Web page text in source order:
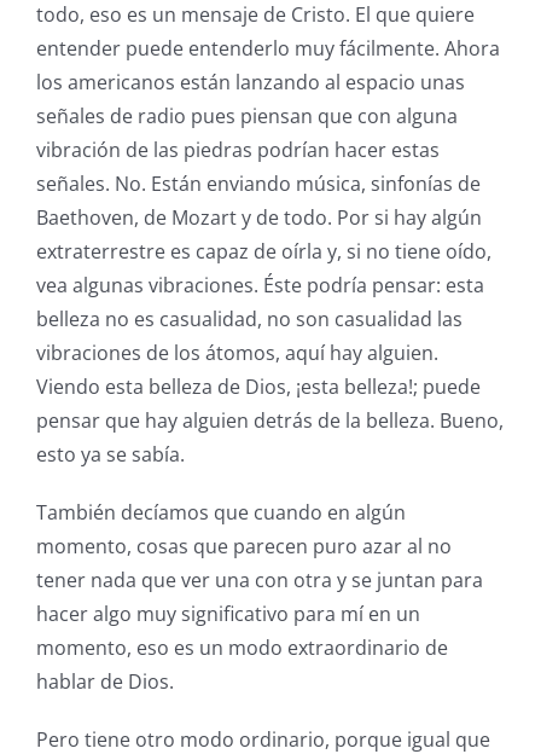
todo, eso es un mensaje de Cristo. El que quiere
entender puede entenderlo muy fácilmente. Ahora
los americanos están lanzando al espacio unas
señales de radio pues piensan que con alguna
vibración de las piedras podrían hacer estas
señales. No. Están enviando música, sinfonías de
Baethoven, de Mozart y de todo. Por si hay algún
extraterrestre es capaz de oírla y, si no tiene oído,
vea algunas vibraciones. Éste podría pensar: esta
belleza no es casualidad, no son casualidad las
vibraciones de los átomos, aquí hay alguien.
Viendo esta belleza de Dios, ¡esta belleza!; puede
pensar que hay alguien detrás de la belleza. Bueno,
esto ya se sabía.
También decíamos que cuando en algún
momento, cosas que parecen puro azar al no
tener nada que ver una con otra y se juntan para
hacer algo muy significativo para mí en un
momento, eso es un modo extraordinario de
hablar de Dios.
Pero tiene otro modo ordinario, porque igual que